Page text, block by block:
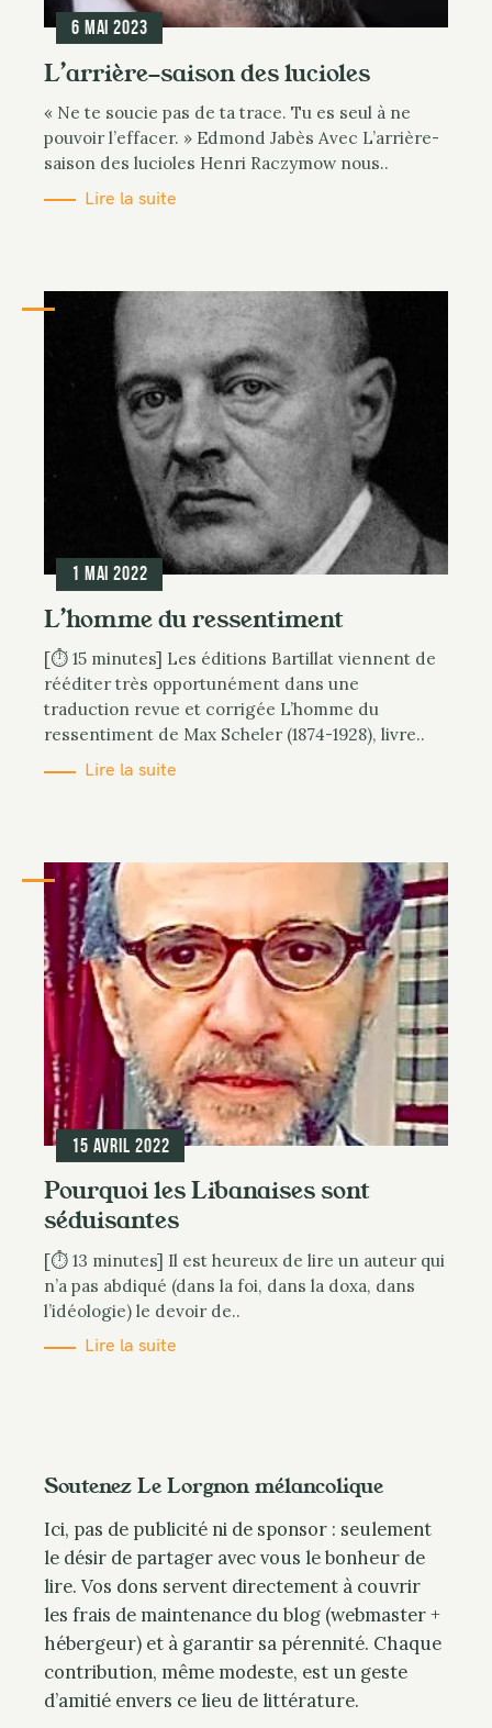
6 mai 2023
L’arrière-saison des lucioles
« Ne te soucie pas de ta trace. Tu es seul à ne
pouvoir l’effacer. » Edmond Jabès Avec L’arrière-
saison des lucioles Henri Raczymow nous..
Lire la suite
1 mai 2022
L’homme du ressentiment
[⏱ 15 minutes] Les éditions Bartillat viennent de
rééditer très opportunément dans une
traduction revue et corrigée L’homme du
ressentiment de Max Scheler (1874-1928), livre..
Lire la suite
15 avril 2022
Pourquoi les Libanaises sont
séduisantes
[⏱ 13 minutes] Il est heureux de lire un auteur qui
n’a pas abdiqué (dans la foi, dans la doxa, dans
l’idéologie) le devoir de..
Lire la suite
Soutenez Le Lorgnon mélancolique
Ici, pas de publicité ni de sponsor : seulement
le désir de partager avec vous le bonheur de
lire. Vos dons servent directement à couvrir
les frais de maintenance du blog (webmaster +
hébergeur) et à garantir sa pérennité. Chaque
contribution, même modeste, est un geste
d’amitié envers ce lieu de littérature.